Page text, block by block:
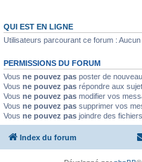
QUI EST EN LIGNE
Utilisateurs parcourant ce forum :
PERMISSIONS DU FORUM
Vous ne pouvez pas poster de
Vous ne pouvez pas répondre aux
Vous ne pouvez pas modifier vos
Vous ne pouvez pas supprimer vos
Vous ne pouvez pas joindre des fichiers
Index du forum